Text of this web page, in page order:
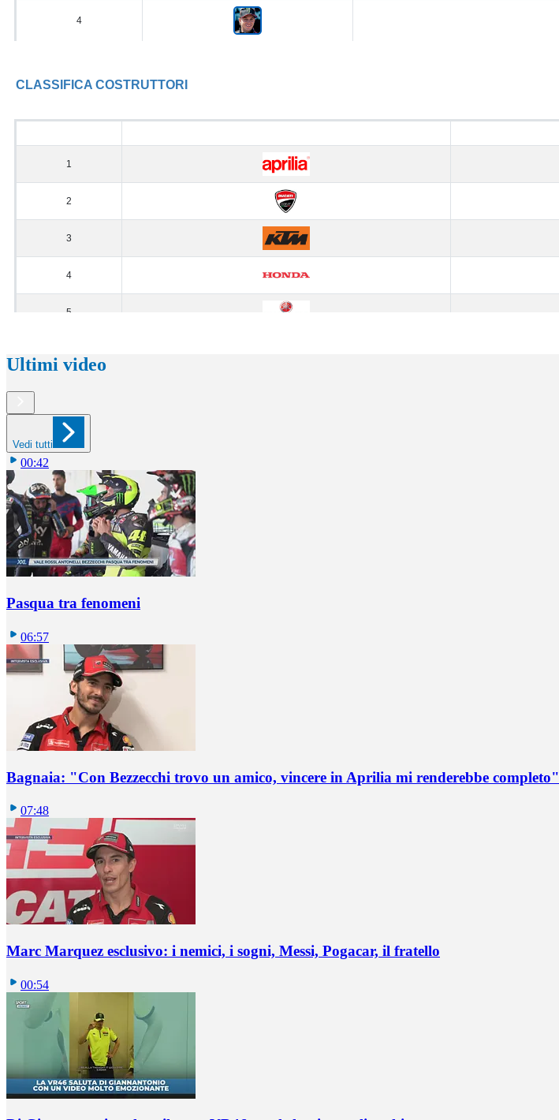
Ultimi video
Vedi tutti
00:42
Pasqua tra fenomeni
06:57
Bagnaia: "Con Bezzecchi trovo un amico, vincere in Aprilia mi renderebbe completo"
07:48
Marc Marquez esclusivo: i nemici, i sogni, Messi, Pogacar, il fratello
00:54